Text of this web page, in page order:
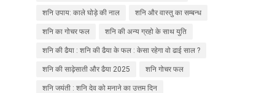
शनि उपाय: काले घोड़े की नाल शनि और वास्तु का सम्बन्ध
शनि का गोचर फल शनि की अन्य ग्रहो के साथ युति
शनि की ढैया : शनि की ढैया के फल : केसा रहेगा वो ढाई साल ?
शनि की साढ़ेसाती और ढैया 2025 शनि गोचर फल
शनि जयंती : शनि देव को मनाने का उत्तम दिन